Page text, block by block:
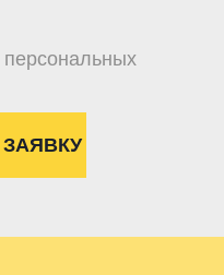
персональных